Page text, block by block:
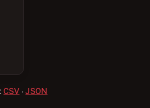
CSV · JSON